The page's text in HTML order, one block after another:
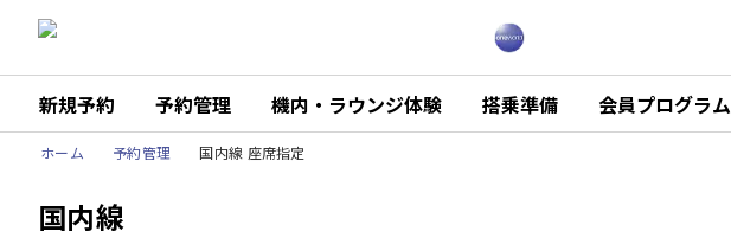
新規予約 予約管理 機内・ラウンジ体験 搭乗準備 会員プログラム
ホーム 予約管理 国内線 座席指定
国内線